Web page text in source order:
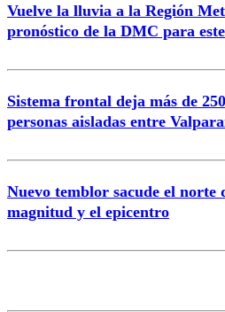
Vuelve la lluvia a la Región
pronóstico de la DMC para
Sistema frontal deja más de
personas aisladas entre
Nuevo temblor sacude el norte
magnitud y el epicentro